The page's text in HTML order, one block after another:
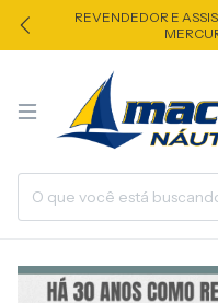
REVENDEDOR E